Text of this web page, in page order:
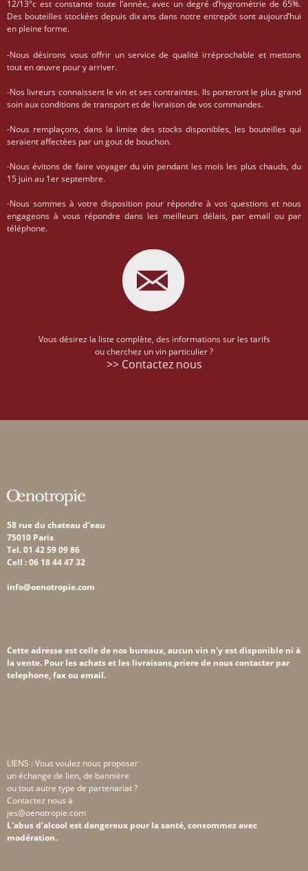
12/13°c est constante toute l’année, avec un degré d’hygrométrie de 65%.
Des bouteilles stockées depuis dix ans dans notre entrepôt sont aujourd’hui
en pleine forme.
-Nous désirons vous offrir un service de qualité irréprochable et mettons
tout en œuvre pour y arriver.
-Nos livreurs connaissent le vin et ses contraintes. Ils porteront le plus grand
soin aux conditions de transport et de livraison de vos commandes.
-Nous remplaçons, dans la limite des stocks disponibles, les bouteilles qui
seraient affectées par un gout de bouchon.
-Nous évitons de faire voyager du vin pendant les mois les plus chauds, du
15 juin au 1er septembre.
-Nous sommes à votre disposition pour répondre à vos questions et nous
engageons à vous répondre dans les meilleurs délais, par email ou par
téléphone.
Vous désirez la liste complète, des informations sur les tarifs
ou cherchez un vin particulier ?
>> Contactez nous
58 rue du chateau d'eau
75010 Paris
Tel. 01 42 59 09 86
Cell : 06 18 44 47 32
info@oenotropie.com
Cette adresse est celle de nos bureaux, aucun vin n'y est disponible ni à
la vente. Pour les achats et les livraisons,priere de nous contacter par
telephone, fax ou email.
LIENS : Vous voulez nous proposer
un échange de lien, de bannière
ou tout autre type de partenariat ?
Contactez nous à
jes@oenotropie.com
L'abus d'alcool est dangereux pour la santé, consommez avec
modération.